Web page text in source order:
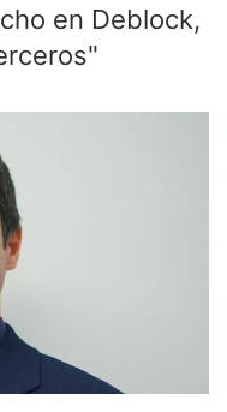
en Deblock,